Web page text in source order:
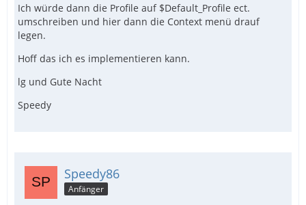
ConsoleWrite('Port (TV 1): ' &
Ich würde dann die Profile auf $Default_Profile ect.
umschreiben und hier dann die Context menü drauf
legen.
Hoff das ich es implementieren kann.
lg und Gute Nacht
Speedy
Speedy86
Anfänger